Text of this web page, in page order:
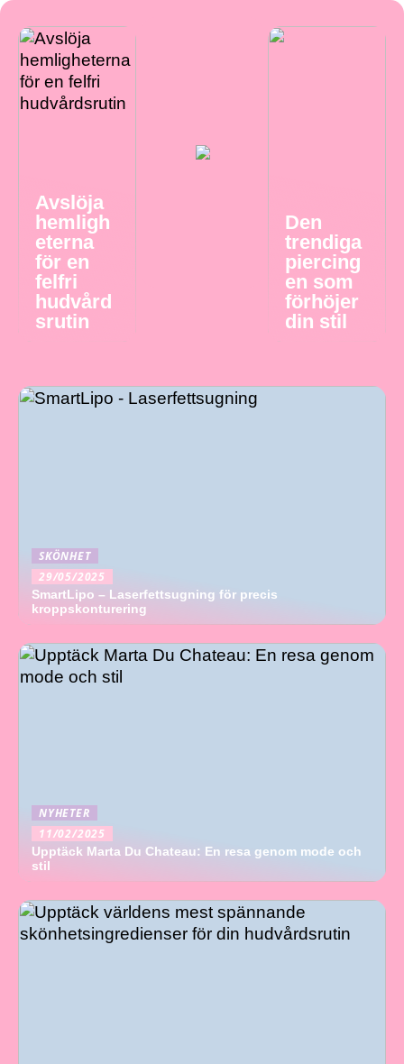
Avslöja
hemligh
eterna
för en
felfri
hudvård
srutin
Den
trendiga
piercing
en som
förhöjer
din stil
SKÖNHET
29/05/2025
SmartLipo – Laserfettsugning för precis
kroppskonturering
NYHETER
11/02/2025
Upptäck Marta Du Chateau: En resa genom mode och
stil